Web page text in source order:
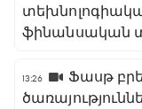
ֆինանսական
13:26
Ֆասթ